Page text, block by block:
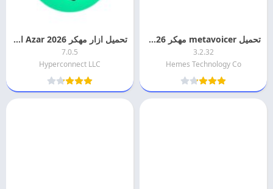
تحميل metavoicer مهكر 2026 اخر اصدار
3.2.32
Hemes Technology Co
تحميل ازار مهكر 2026 Azar اخر اصدار
7.0.5
Hyperconnect LLC